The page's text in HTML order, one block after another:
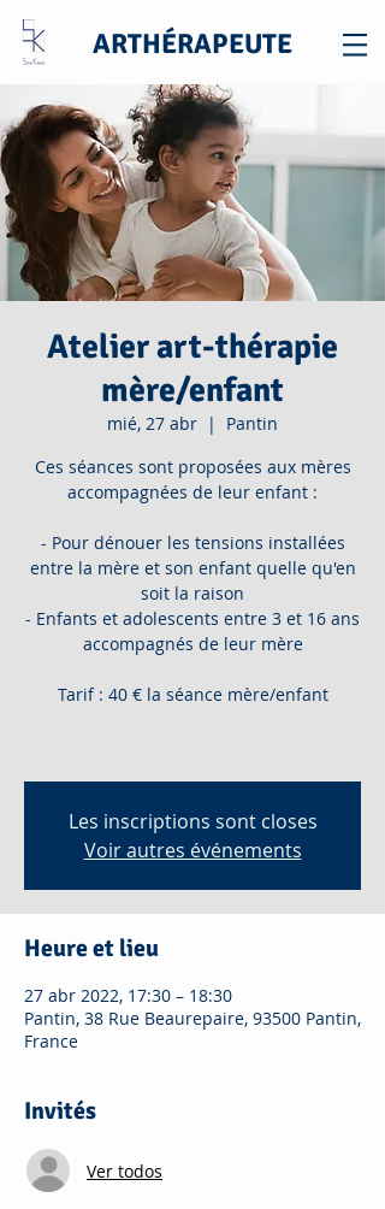
ARTHÉRAPEUTE
Atelier art-thérapie
mère/enfant
mié, 27 abr
  |
Pantin
Ces séances sont proposées aux mères
accompagnées de leur enfant :
- Pour dénouer les tensions installées
entre la mère et son enfant quelle qu'en
soit la raison
- Enfants et adolescents entre 3 et 16 ans
accompagnés de leur mère
Tarif : 40 € la séance mère/enfant
Les inscriptions sont closes
Voir autres événements
Heure et lieu
27 abr 2022, 17:30 – 18:30
Pantin, 38 Rue Beaurepaire, 93500 Pantin,
France
Invités
Ver todos